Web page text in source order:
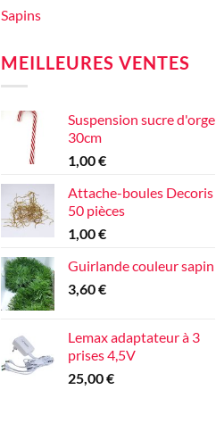
Sapins
MEILLEURES VENTES
Suspension sucre d'orge
30cm
1,00€
Attache-boules Decoris
50 pièces
1,00€
Guirlande couleur sapin
3,60€
Lemax adaptateur à 3
prises 4,5V
25,00€